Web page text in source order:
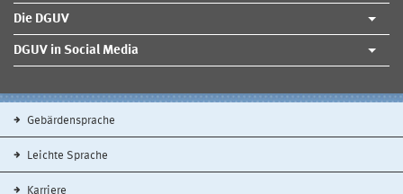
Die DGUV
DGUV in Social Media
Gebärdensprache
Leichte Sprache
Karriere